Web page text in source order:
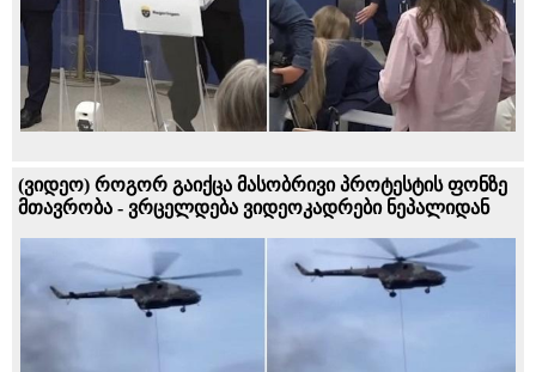
(ვიდეო) როგორ გაიქცა მასობრივი პროტესტის ფონზე
მთავრობა - ვრცელდება ვიდეოკადრები ნეპალიდან